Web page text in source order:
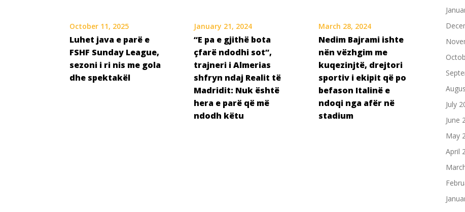
October 11, 2025
Luhet java e parë e
FSHF Sunday League,
sezoni i ri nis me gola
dhe spektakël
January 21, 2024
“E pa e gjithë bota
çfarë ndodhi sot”,
trajneri i Almerias
shfryn ndaj Realit të
Madridit: Nuk është
hera e parë që më
ndodh këtu
March 28, 2024
Nedim Bajrami ishte
nën vëzhgim me
kuqezinjtë, drejtori
sportiv i ekipit që po
befason Italinë e
ndoqi nga afër në
stadium
July
June
May
April